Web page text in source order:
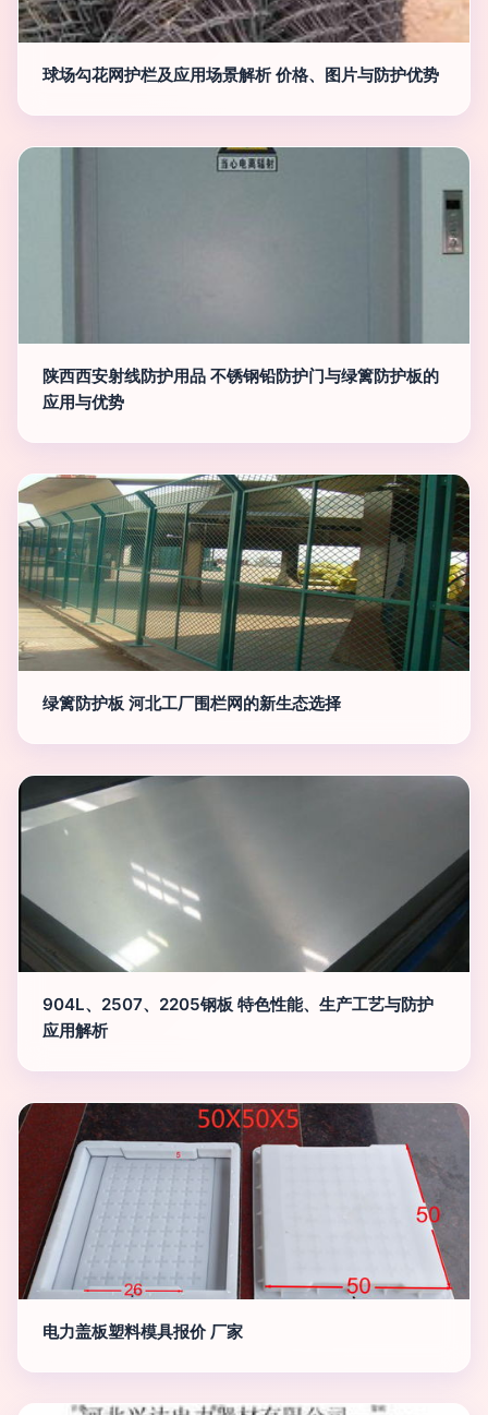
球场勾花网护栏及应用场景解析 价格、图片与防护优势
陕西西安射线防护用品 不锈钢铅防护门与绿篱防护板的
应用与优势
绿篱防护板 河北工厂围栏网的新生态选择
904L、2507、2205钢板 特色性能、生产工艺与防护
应用解析
电力盖板塑料模具报价 厂家